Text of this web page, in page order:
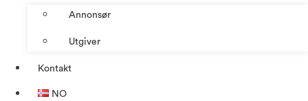
Annonsør
Utgiver
Kontakt
NO